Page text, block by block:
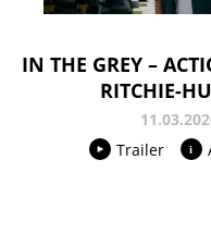
IN THE GREY –
RITCHIE-
Trailer